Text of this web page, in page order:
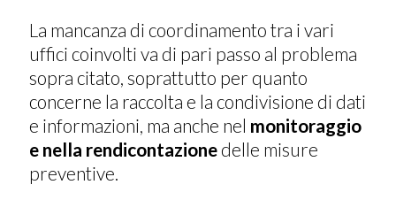
La mancanza di coordinamento tra i vari
uffici coinvolti va di pari passo al problema
sopra citato, soprattutto per quanto
concerne la raccolta e la condivisione di dati
e informazioni, ma anche nel monitoraggio
e nella rendicontazione delle misure
preventive.